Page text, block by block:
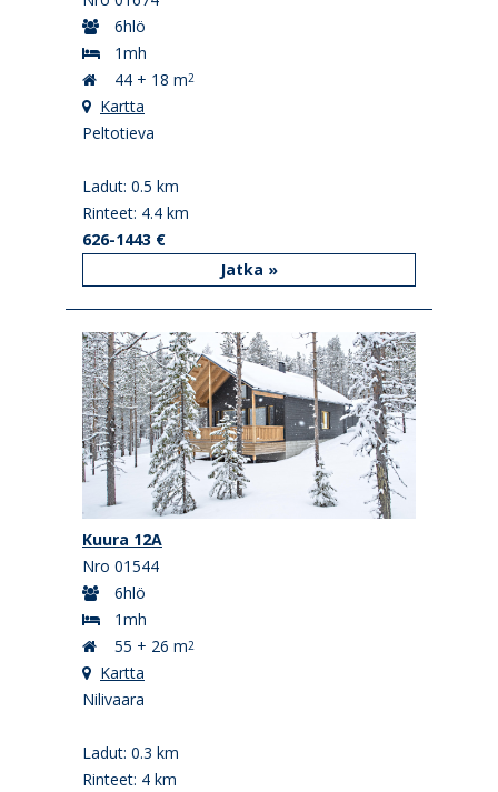
6hlö
1mh
44 + 18 m2
Kartta
Peltotieva
Ladut: 0.5 km
Rinteet: 4.4 km
626-1443 €
Jatka »
Kuura 12A
Nro 01544
6hlö
1mh
55 + 26 m2
Kartta
Nilivaara
Ladut: 0.3 km
Rinteet: 4 km